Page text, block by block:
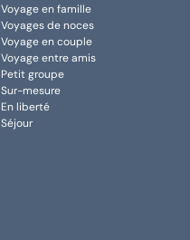
Voyage en famille
Voyages de noces
Voyage en couple
Voyage entre amis
Petit groupe
Sur-mesure
En liberté
Séjour